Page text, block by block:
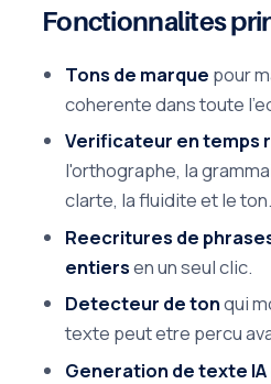
Fonctionnalites
Tons de marque pour
coherente dans toute
Verificateur en temps
l'orthographe, la
clarte, la fluidite et le ton.
Reecritures de
entiersen un seul clic.
Detecteur de tonqui
texte peut etre percu
Generation de texte IA